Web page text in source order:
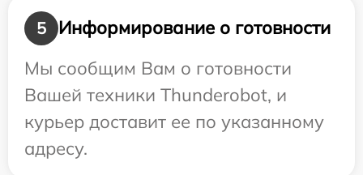
5
Информирование о готовности
Мы сообщим Вам о готовности
Вашей техники Thunderobot, и
курьер доставит ее по указанному
адресу.